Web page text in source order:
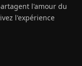
l'amour du
l'expérience